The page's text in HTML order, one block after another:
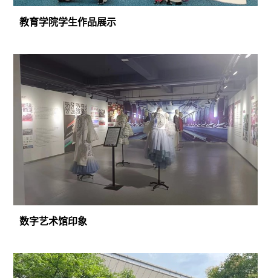
教育学院学生作品展示
数字艺术馆印象